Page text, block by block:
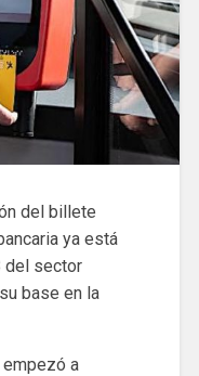
del billete
ya está
del sector
base en la
a